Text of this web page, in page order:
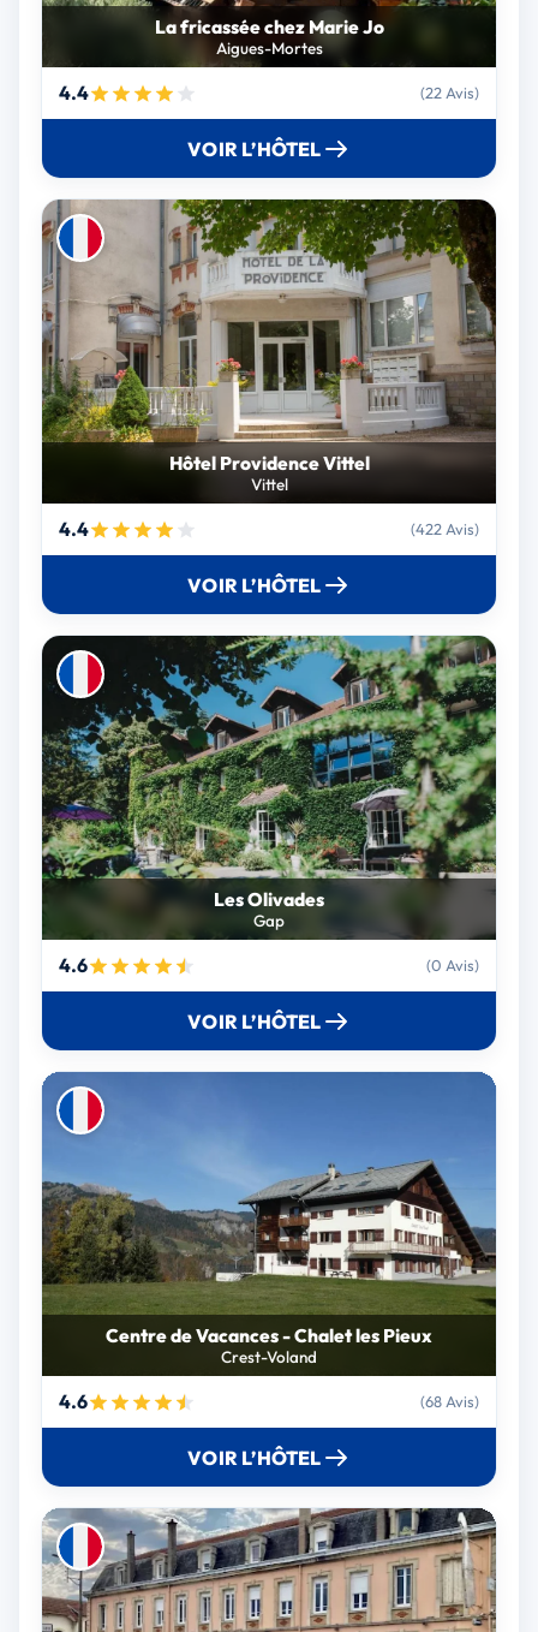
La fricassée chez Marie Jo
Aigues-Mortes
4.4 (22 Avis)
VOIR L’HÔTEL
Hôtel Providence Vittel
Vittel
4.4 (422 Avis)
VOIR L’HÔTEL
Les Olivades
Gap
4.6 (0 Avis)
VOIR L’HÔTEL
Centre de Vacances - Chalet les Pieux
Crest-Voland
4.6 (68 Avis)
VOIR L’HÔTEL